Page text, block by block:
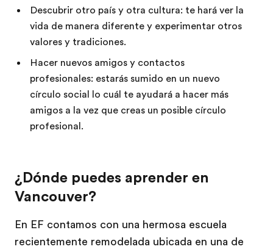
Descubrir otro país y otra cultura: te hará ver la
vida de manera diferente y experimentar otros
valores y tradiciones.
Hacer nuevos amigos y contactos
profesionales: estarás sumido en un nuevo
círculo social lo cuál te ayudará a hacer más
amigos a la vez que creas un posible círculo
profesional.
¿Dónde puedes aprender en
Vancouver?
En EF contamos con una hermosa escuela
recientemente remodelada ubicada en una de